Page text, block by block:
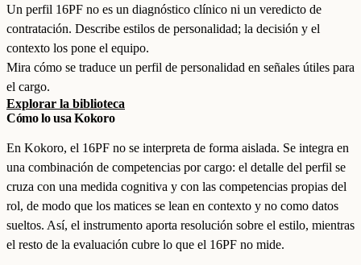
Un perfil 16PF no es un diagnóstico clínico ni un veredicto de
contratación. Describe estilos de personalidad; la decisión y el
contexto los pone el equipo.
Mira cómo se traduce un perfil de personalidad en señales útiles para
el cargo.
Explorar la biblioteca
Cómo lo usa Kokoro
En Kokoro, el 16PF no se interpreta de forma aislada. Se integra en
una combinación de competencias por cargo: el detalle del perfil se
cruza con una medida cognitiva y con las competencias propias del
rol, de modo que los matices se lean en contexto y no como datos
sueltos. Así, el instrumento aporta resolución sobre el estilo, mientras
el resto de la evaluación cubre lo que el 16PF no mide.